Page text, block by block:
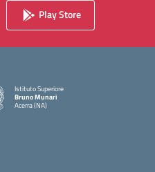
Play Store
Istituto Superiore
Bruno Munari
Acerra (NA)